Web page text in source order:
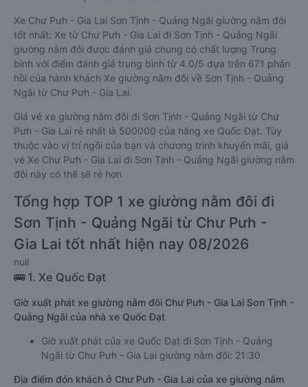
Xe Chư Pưh - Gia Lai Sơn Tịnh - Quảng Ngãi giường nằm đôi
tốt nhất: Xe từ Chư Pưh - Gia Lai đi Sơn Tịnh - Quảng Ngãi
giường nằm đôi được đánh giá chung có chất lượng Trung
bình với điểm đánh giá trung bình từ 4.0/5 dựa trên 671 phản
hồi của hành khách Xe giường nằm đôi về Sơn Tịnh - Quảng
Ngãi từ Chư Pưh - Gia Lai.
Giá vé xe giường nằm đôi đi Sơn Tịnh - Quảng Ngãi từ Chư
Pưh - Gia Lai rẻ nhất là 500000 của hãng xe Quốc Đạt. Tùy
thuộc vào vị trí ngồi của bạn và chương trình khuyến mãi, giá
vé Xe Chư Pưh - Gia Lai đi Sơn Tịnh - Quảng Ngãi giường nằm
đôi này có thể sẽ rẻ hơn
Tổng hợp TOP 1 xe giường nằm đôi đi
Sơn Tịnh - Quảng Ngãi từ Chư Pưh -
Gia Lai tốt nhất hiện nay 08/2026
null
🚌 1. Xe Quốc Đạt
Giờ xuất phát xe giường nằm đôi Chư Pưh - Gia Lai Sơn Tịnh -
Quảng Ngãi của nhà xe Quốc Đạt
Giờ xuất phát của xe Quốc Đạt đi Sơn Tịnh - Quảng
Ngãi từ Chư Pưh - Gia Lai giường nằm đôi: 21:30
Địa điểm đón khách ở Chư Pưh - Gia Lai của xe giường nằm